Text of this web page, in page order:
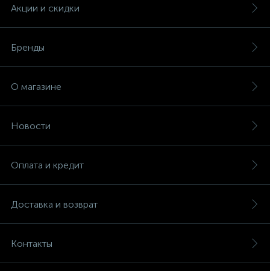
Акции и скидки
Бренды
О магазине
Новости
Оплата и кредит
Доставка и возврат
Контакты